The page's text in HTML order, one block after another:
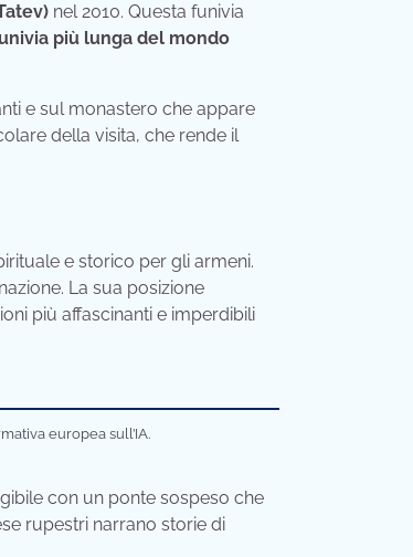
nel 2010. Questa funivia
più lunga del mondo
e sul monastero che appare
della visita, che rende il
e storico per gli armeni.
La sua posizione
più affascinanti e imperdibili
europea sull’IA.
con un ponte sospeso che
rupestri narrano storie di